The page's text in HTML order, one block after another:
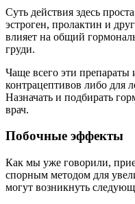
Суть действия здесь
эстроген, пролактин и
влияет на общий
груди.
Чаще всего эти препараты
контрацептивов либо для
Назначать и подбирать
врач.
Побочные эффекты
Как мы уже говорили,
спорным методом для
могут возникнуть